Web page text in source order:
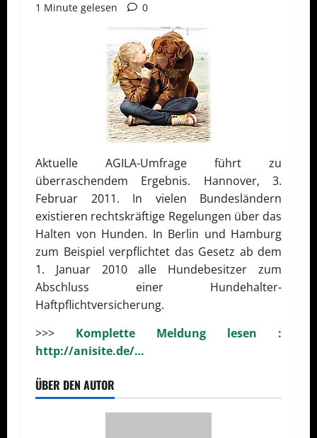
1 Minute gelesen
0
Aktuelle AGILA-Umfrage führt zu
überraschendem Ergebnis. Hannover, 3.
Februar 2011. In vielen Bundesländern
existieren rechtskräftige Regelungen über das
Halten von Hunden. In Berlin und Hamburg
zum Beispiel verpflichtet das Gesetz ab dem
1. Januar 2010 alle Hundebesitzer zum
Abschluss einer Hundehalter-
Haftpflichtversicherung.
>>> Komplette Meldung lesen :
http://anisite.de/…
ÜBER DEN AUTOR